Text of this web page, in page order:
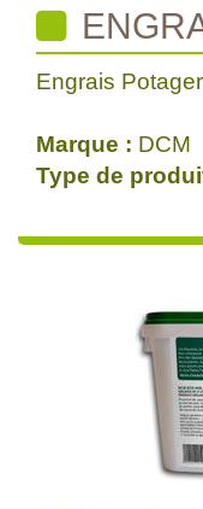
Engrais
Marque : DCM
Type de